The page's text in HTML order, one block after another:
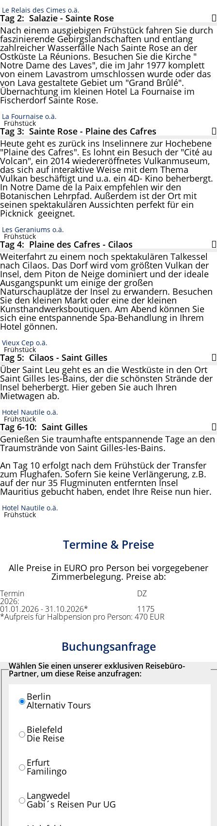
Le Relais des Cimes o.ä.
Tag 2: Salazie - Sainte Rose
Nach einem ausgiebigen Frühstück fahren Sie durch
faszinierende Gebirgslandschaften und entlang
zahlreicher Wasserfälle Nach Sainte Rose an der
Ostküste La Réunions. Besuchen Sie die Kirche "
Notre Dame des Laves", die im Jahr 1977 komplett
von einem Lavastrom umschlossen wurde oder das
von Lava gestaltete Gebiet um "Grand Brûlé".
Übernachtung im kleinen Hotel La Fournaise im
Fischerdorf Sainte Rose.
La Fournaise o.ä.
Frühstück
Tag 3: Sainte Rose - Plaine des Cafres
Heute geht es zurück ins Inselinnere zur Hochebene
"Plaine des Cafres". Es lohnt ein Besuch der "Cité au
Volcan", ein 2014 wiedereröffnetes Vulkanmuseum,
das sich auf interaktive Weise mit dem Thema
Vulkan beschäftigt und u.a. ein 4D- Kino beherbergt.
In Notre Dame de la Paix empfehlen wir den
Botanischen Lehrpfad. Außerdem ist der Ort mit
seinen spektakulären Aussichten perfekt für ein
Picknick geeignet.
Les Geraniums o.ä.
Frühstück
Tag 4: Plaine des Cafres - Cilaos
Weiterfahrt zu einem noch spektakulären Talkessel
nach Cilaos. Das Dorf wird vom größten Vulkan der
Insel, dem Piton de Neige dominiert und der ideale
Ausgangspunkt um einige der großen
Naturschauplätze der Insel zu erwandern. Besuchen
Sie den kleinen Markt oder eine der kleinen
Kunsthandwerksboutiquen. Am Abend können Sie
sich eine entspannende Spa-Behandlung in Ihrem
Hotel gönnen.
Vieux Cep o.ä.
Frühstück
Tag 5: Cilaos - Saint Gilles
Über Saint Leu geht es an die Westküste in den Ort
Saint Gilles les-Bains, der die schönsten Strände der
Insel beherbergt. Hier geben Sie auch Ihren
Mietwagen ab.
Hotel Nautile o.ä.
Frühstück
Tag 6-10: Saint Gilles
Genießen Sie traumhafte entspannende Tage an den
Traumstrände von Saint Gilles-les-Bains.
An Tag 10 erfolgt nach dem Frühstück der Transfer
zum Flughafen. Sofern Sie keine Verlängerung, z.B.
auf der nur 35 Flugminuten entfernten Insel
Mauritius gebucht haben, endet Ihre Reise nun hier.
Hotel Nautile o.ä.
Frühstück
Termine & Preise
Alle Preise in EURO pro Person bei vorgegebener
Zimmerbelegung. Preise ab:
Termin DZ
2026:
01.01.2026 - 31.10.2026* 1175
*Aufpreis für Halbpension pro Person: 470 EUR
Buchungsanfrage
Wählen Sie einen unserer exklusiven Reisebüro-
Partner, um diese Reise anzufragen:
Berlin
Alternativ Tours
Bielefeld
Die Reise
Erfurt
Familingo
Langwedel
Gabi´s Reisen Pur UG